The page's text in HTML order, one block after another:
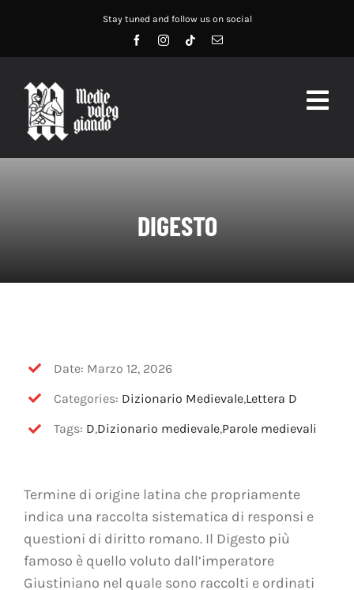
contenuto
Stay tuned and follow us on social
HOME
DIDATTICA
OFF TOPIC
CONTATTI
DIGESTO
Date: Marzo 12, 2026
Categories: Dizionario Medievale,Lettera D
Tags: D,Dizionario medievale,Parole medievali
Termine di origine latina che propriamente
indica una raccolta sistematica di responsi e
questioni di diritto romano. Il Digesto più
famoso è quello voluto dall’imperatore
Giustiniano nel quale sono raccolti e ordinati